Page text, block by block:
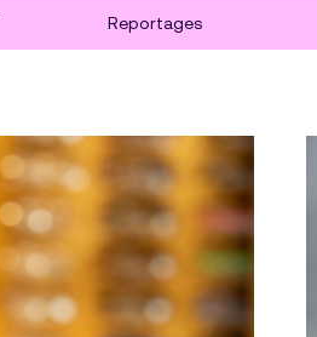
Reportages